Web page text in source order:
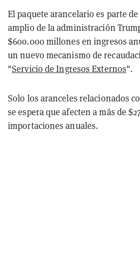
El paquete arancelario es parte
amplio de la administración
$600.000 millones en ingresos
un nuevo mecanismo de
"Servicio de Ingresos Externos".
Solo los aranceles relacionados
se espera que afecten a más de
importaciones anuales.